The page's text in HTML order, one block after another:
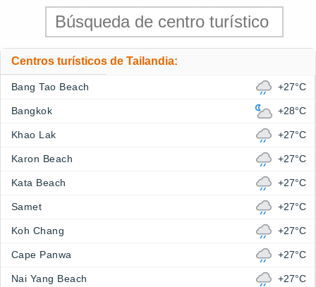
Centros turísticos de Tailandia:
Bang Tao Beach +27°C
Bangkok +28°C
Khao Lak +27°C
Karon Beach +27°C
Kata Beach +27°C
Samet +27°C
Koh Chang +27°C
Cape Panwa +27°C
Nai Yang Beach +27°C